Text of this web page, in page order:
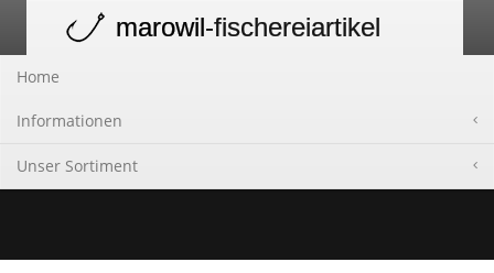
navigation
marowil-fischereiartikel
Home
Informationen
Unser Sortiment